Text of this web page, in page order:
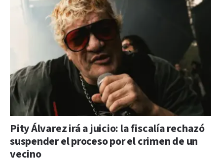
Pity Álvarez irá a juicio: la fiscalía rechazó
suspender el proceso por el crimen de un
vecino